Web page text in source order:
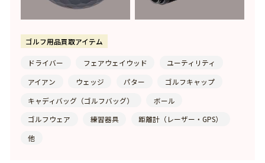
TAKAHIROMIYASHITA THE SOLOIST
DAMIANI -ダミアーニ-
DUNHILL-ダンヒル-
TAG HEUER
ゴルフ用品買取アイテム
ドライバー フェアウェイウッド
ユーティリティ
アイアン
ウェッジ パター
ゴルフキャップ
キャディバッグ（ゴルフバッグ）
ボール
ゴルフウェア
練習器具
距離計（レーザー・GPS）
他